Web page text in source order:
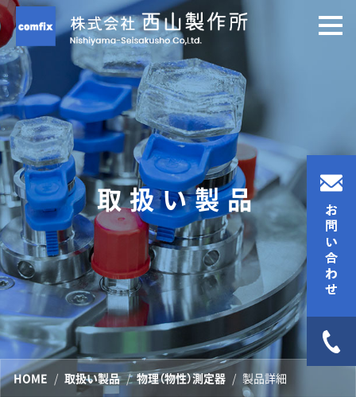
取扱い製品
HOME 取扱い製品 物理（物性）測定器 製品詳細